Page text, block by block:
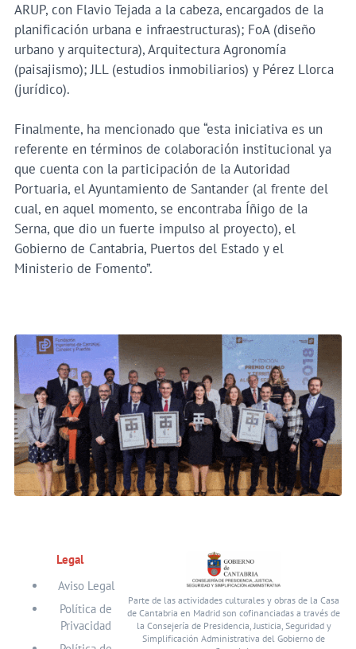
ARUP, con Flavio Tejada a la cabeza, encargados de la
planificación urbana e infraestructuras); FoA (diseño
urbano y arquitectura), Arquitectura Agronomía
(paisajismo); JLL (estudios inmobiliarios) y Pérez Llorca
(jurídico).
Finalmente, ha mencionado que “esta iniciativa es un
referente en términos de colaboración institucional ya
que cuenta con la participación de la Autoridad
Portuaria, el Ayuntamiento de Santander (al frente del
cual, en aquel momento, se encontraba Íñigo de la
Serna, que dio un fuerte impulso al proyecto), el
Gobierno de Cantabria, Puertos del Estado y el
Ministerio de Fomento”.
Legal
Aviso Legal
Política de
Privacidad
Parte de las actividades culturales y obras de la Casa
de Cantabria en Madrid son cofinanciadas a través de
la Consejería de Presidencia, Justicia, Seguridad y
Simplificación Administrativa del Gobierno de